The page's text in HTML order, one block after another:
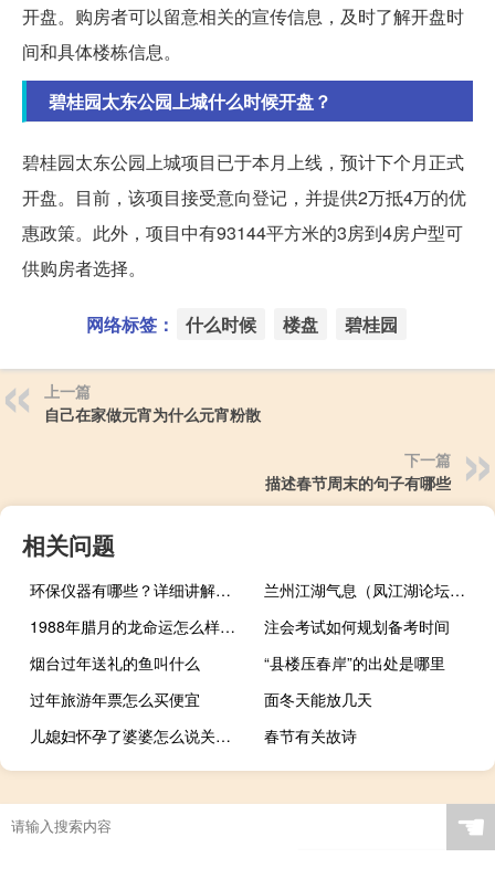
开盘。购房者可以留意相关的宣传信息，及时了解开盘时
间和具体楼栋信息。
碧桂园太东公园上城什么时候开盘？
碧桂园太东公园上城项目已于本月上线，预计下个月正式
开盘。目前，该项目接受意向登记，并提供2万抵4万的优
惠政策。此外，项目中有93144平方米的3房到4房户型可
供购房者选择。
网络标签： 什么时候 楼盘 碧桂园
上一篇
自己在家做元宵为什么元宵粉散
下一篇
描述春节周末的句子有哪些
相关问题
环保仪器有哪些？详细讲解各类环保仪器的使用方法
兰州江湖气息（凤江湖论坛兰州）
1988年腊月的龙命运怎么样（龙年有哪些年份）
注会考试如何规划备考时间
烟台过年送礼的鱼叫什么
“县楼压春岸”的出处是哪里
过年旅游年票怎么买便宜
面冬天能放几天
儿媳妇怀孕了婆婆怎么说关心的话
春节有关故诗
怎么开通梦幻西游泡泡服务
☚